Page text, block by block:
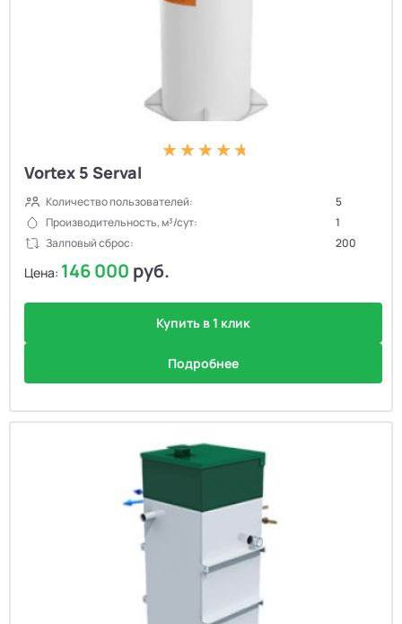
Vortex 5 Serval
Количество пользователей:
5
Производительность, м³/сут:
1
Залповый сброс:
200
Цена: 146 000 руб.
Купить в 1 клик
Подробнее